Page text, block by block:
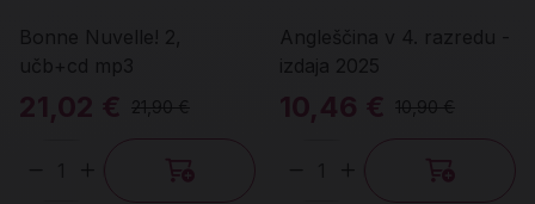
Bonne Nuvelle! 2,
učb+cd mp3
21,02 € 21,90 €
Angleščina v 4. razredu -
izdaja 2025
10,46 € 10,90 €